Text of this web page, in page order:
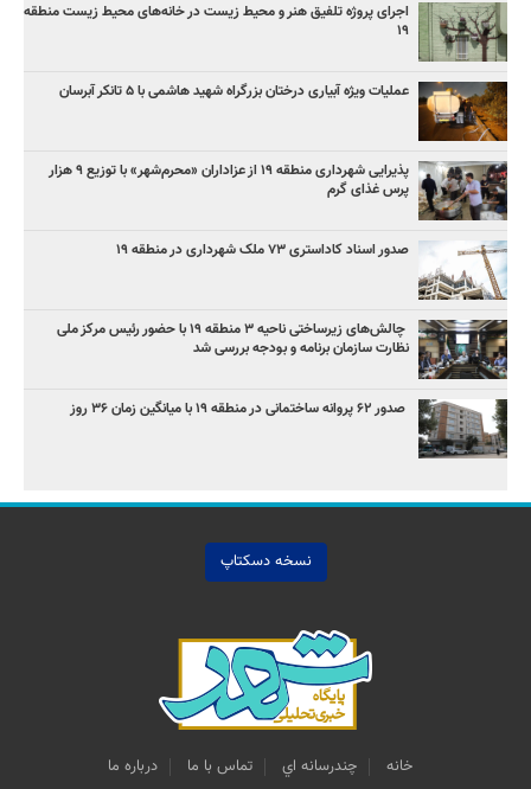
اجرای پروژه تلفیق هنر و محیط زیست در خانه‌های محیط زیست منطقه
۱۹
عملیات ویژه آبیاری درختان بزرگراه شهید هاشمی با ۵ تانکر آبرسان
پذیرایی شهرداری منطقه ۱۹ از عزاداران «محرم‌شهر» با توزیع ۹ هزار
پرس غذای گرم
صدور اسناد کاداستری ۷۳ ملک شهرداری در منطقه ۱۹
چالش‌های زیرساختی ناحیه ۳ منطقه ۱۹ با حضور رئیس مرکز ملی
نظارت سازمان برنامه و بودجه بررسی شد
صدور ۶۲ پروانه ساختمانی در منطقه ۱۹ با میانگین زمان ۳۶ روز
نسخه دسکتاپ
خانه چندرسانه اي تماس با ما درباره ما